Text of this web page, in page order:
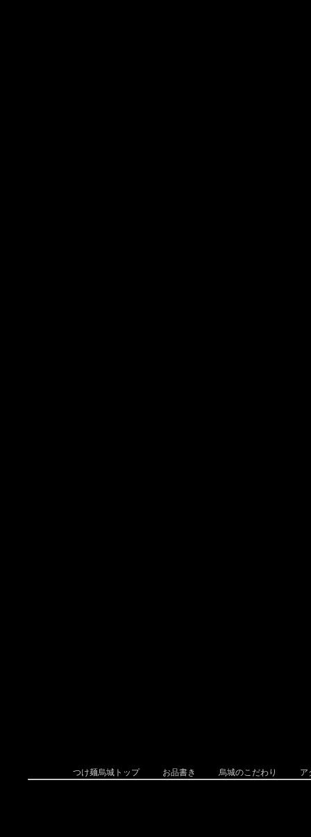
つけ麺烏城トップ お品書き 烏城のこだわり ア